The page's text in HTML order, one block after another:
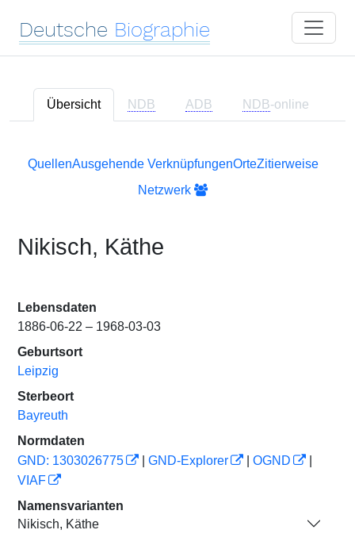
Deutsche Biographie
Übersicht NDB ADB NDB-online
QuellenAusgehende VerknüpfungenOrteZitierweise
Netzwerk
Nikisch, Käthe
Lebensdaten
1886-06-22 – 1968-03-03
Geburtsort
Leipzig
Sterbeort
Bayreuth
Normdaten
GND: 1303026775
GND-Explorer OGND
VIAF
Namensvarianten
Nikisch, Käthe